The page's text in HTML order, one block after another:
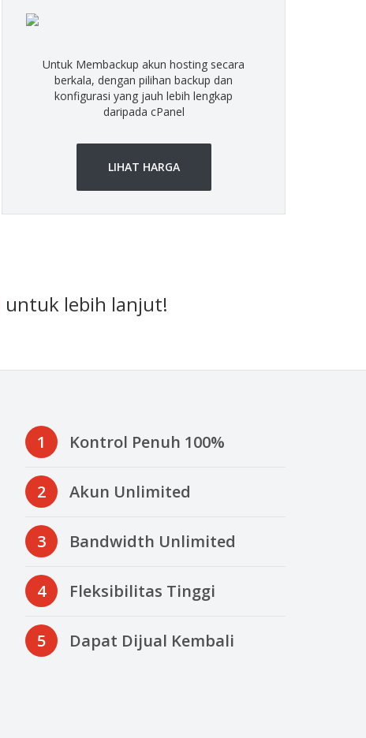
Untuk Membackup akun hosting secara
berkala, dengan pilihan backup dan
konfigurasi yang jauh lebih lengkap
daripada cPanel
LIHAT HARGA
untuk lebih lanjut!
1 Kontrol Penuh 100%
2 Akun Unlimited
3 Bandwidth Unlimited
4 Fleksibilitas Tinggi
5 Dapat Dijual Kembali